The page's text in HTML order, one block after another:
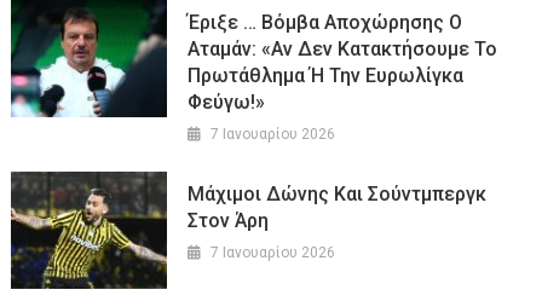
Έριξε … Βόμβα Αποχώρησης Ο
Αταμάν: «Αν Δεν Κατακτήσουμε Το
Πρωτάθλημα Ή Την Ευρωλίγκα
Φεύγω!»
7 Ιανουαρίου 2026
Μάχιμοι Δώνης Και Σούντμπεργκ
Στον Άρη
7 Ιανουαρίου 2026